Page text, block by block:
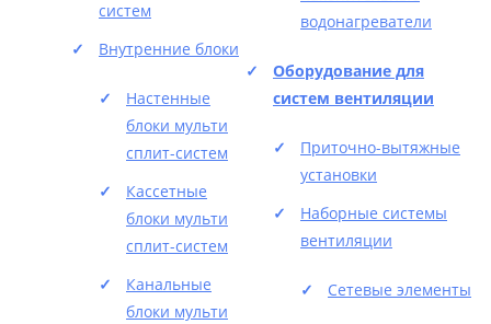
систем
Внутренние блоки
Настенные
блоки мульти
сплит-систем
Кассетные
блоки мульти
сплит-систем
Канальные
блоки мульти
водонагреватели
Оборудование для
систем вентиляции
Приточно-вытяжные
установки
Наборные системы
вентиляции
Сетевые элементы